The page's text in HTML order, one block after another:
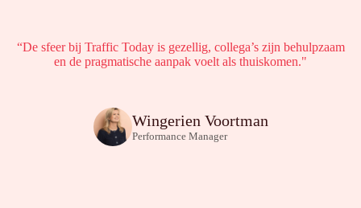
“De sfeer bij Traffic Today is gezellig, collega’s zijn behulpzaam
en de pragmatische aanpak voelt als thuiskomen."
Wingerien Voortman
Performance Manager